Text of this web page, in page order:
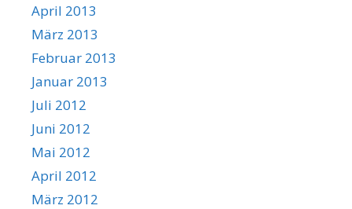
April 2013
März 2013
Februar 2013
Januar 2013
Juli 2012
Juni 2012
Mai 2012
April 2012
März 2012